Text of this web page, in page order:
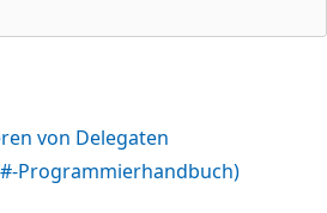
von Delegaten
Programmierhandbuch)